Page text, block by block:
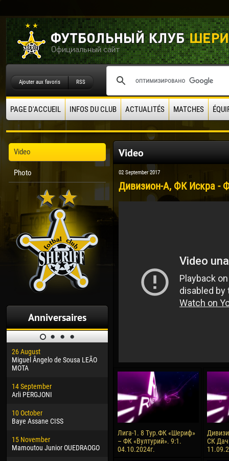
Ajouter aux favoris RSS
PAGE D'ACCUEIL INFOS DU CLUB ACTUALITÉS MATCHES
Video
Photo
Anniversaires
26 August
Miguel Ângelo de Sousa LEÃO
MOTA
14 September
Arli PERGJONI
10 October
Baye Assane CISS
15 November
Mamoutou Junior OUEDRAOGO
24 February
Vladislav COSTIN
02 March
Veaceslav COZMA
09 March
Emmanuel AFETSE
13
15
24
Video
02 September 2017
Дивизион-А, ФК Искра -
Лига-1. 8 Тур.ФК «Шериф»
– ФК «Вултурий». 9:1.
04.10.2024г.
СК